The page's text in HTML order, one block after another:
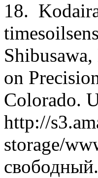
18.
on
Colorado.
http://
storage/